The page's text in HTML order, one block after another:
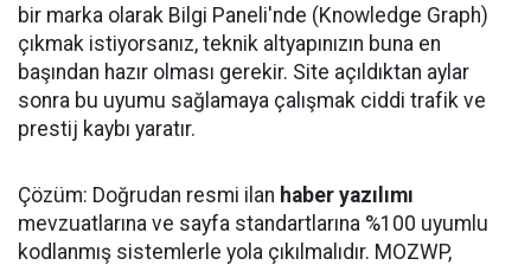
bir marka olarak Bilgi Paneli'nde (Knowledge Graph)
çıkmak istiyorsanız, teknik altyapınızın buna en
başından hazır olması gerekir. Site açıldıktan aylar
sonra bu uyumu sağlamaya çalışmak ciddi trafik ve
prestij kaybı yaratır.
Çözüm: Doğrudan resmi ilan haber yazılımı
mevzuatlarına ve sayfa standartlarına %100 uyumlu
kodlanmış sistemlerle yola çıkılmalıdır. MOZWP,